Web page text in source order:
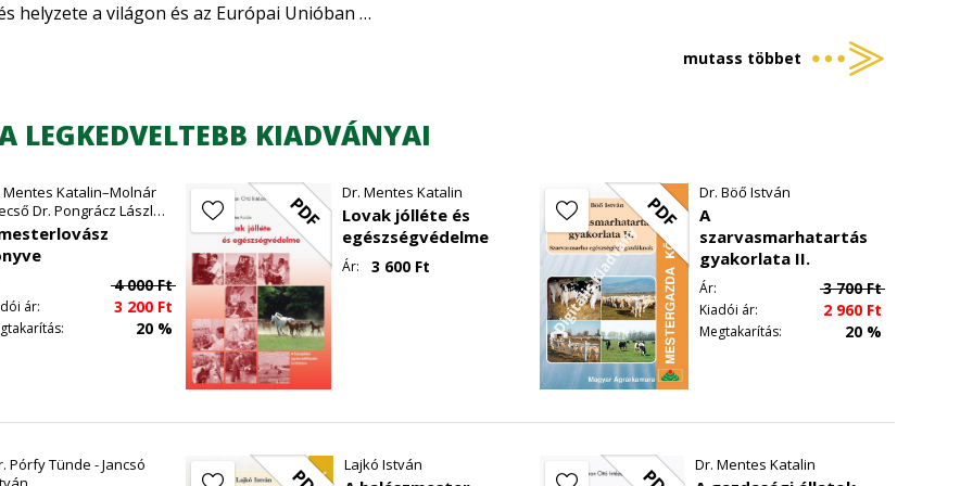
helyzete a világon és az Európai Unióban
háziasítása
ivar és kor szerint
értékmérő tulajdonságai
értékmérő tulajdonságai
típusai
fontosabb sertésfajták és hibridek jellemzői és értékmérői (Nyíri András, Novotniné Dr. Dankó
mutass többet
LEGKEDVELTEBB KIADVÁNYAI
Mentes Katalin–Molnár
Dr. Pongrácz László–
Szajkó István–Török
4 000Ft
ár: 3 200Ft
20 %
PDF Dr. Mentes Katalin
Lovak jólléte és
egészségvédelme
Ár: 3 600Ft
PDF Dr. Böő István
A
szarvasmarhatartás
gyakorlata II.
Ár: 3 700Ft
Kiadói ár: 2 960Ft
Megtakarítás: 20 %
Pórfy Tünde - Jancsó
Lajkó István Dr. Mentes Katalin